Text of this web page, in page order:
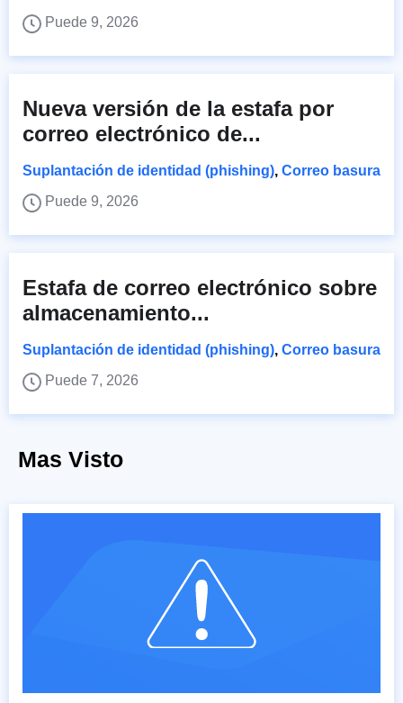
Puede 9, 2026
Nueva versión de la estafa por
correo electrónico de...
Suplantación de identidad (phishing), Correo basura
Puede 9, 2026
Estafa de correo electrónico sobre
almacenamiento...
Suplantación de identidad (phishing), Correo basura
Puede 7, 2026
Mas Visto